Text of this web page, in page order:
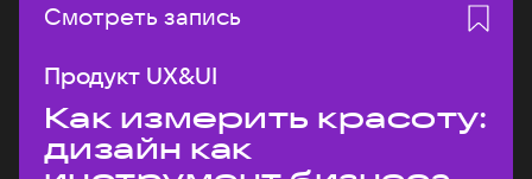
Смотреть запись
Продукт UX&UI
Как измерить красоту:
дизайн как